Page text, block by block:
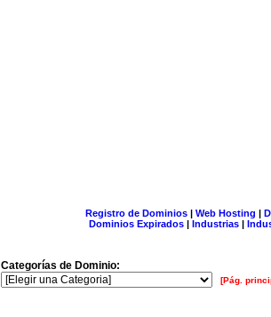
Registro de Dominios| Web Hosting |
Dominios Expirados | Industrias |
Categorías de Dominio:
[Pág.